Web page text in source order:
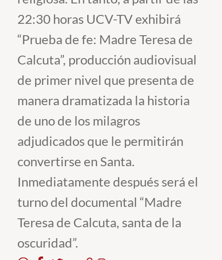
Formación Continua
Estudiantes
Académicos
Funcionarios
Alumni
English
22:30 horas UCV-TV exhibirá
“Prueba de fe: Madre Teresa de
Calcuta”, producción audiovisual
de primer nivel que presenta de
manera dramatizada la historia
de uno de los milagros
adjudicados que le permitirán
convertirse en Santa.
Inmediatamente después será el
turno del documental “Madre
Teresa de Calcuta, santa de la
oscuridad”.